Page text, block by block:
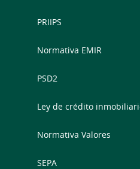
PRIIPS
Normativa EMIR
PSD2
Ley de crédito
Normativa Valores
SEPA